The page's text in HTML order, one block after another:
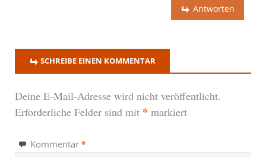
Antworten
SCHREIBE EINEN KOMMENTAR
Deine E-Mail-Adresse wird nicht veröffentlicht.
Erforderliche Felder sind mit * markiert
Kommentar *